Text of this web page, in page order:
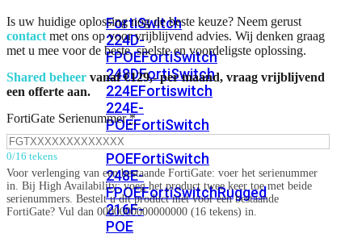
FortiSwitch
224D-
FPOEFortiSwitch
248DFortiSwitch
224EFortiswitch
224E-
POEFortiSwitch
248E-
POEFortiSwitch
248E-
FPOEFortiSwitchRugged
216F-
POE
Is uw huidige oplossing nog de beste keuze? Neem gerust
contact met ons op voor vrijblijvend advies. Wij denken graag
met u mee voor de beste, snelste en voordeligste oplossing.
Shared beheer vanaf €129,- per maand, vraag vrijblijvend
een offerte aan.
FortiGate Serienummer *
0/16 tekens
Voor verlenging van een bestaande FortiGate: voer het serienummer
in. Bij High Availability: voeg het product twee keer toe met beide
serienummers. Bestelt u dit product niet voor een bestaande
FortiGate? Vul dan 0000000000000000 (16 tekens) in.